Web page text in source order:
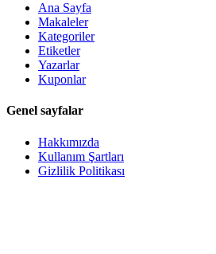
Ana Sayfa
Makaleler
Kategoriler
Etiketler
Yazarlar
Kuponlar
Genel sayfalar
Hakkımızda
Kullanım Şartları
Gizlilik Politikası